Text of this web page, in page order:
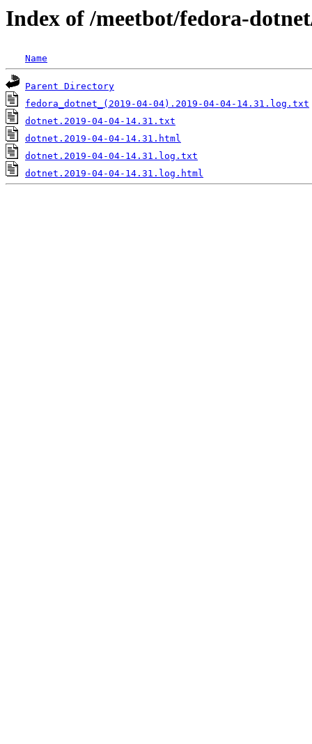
Index of /meetbot/fedora-
Name
Parent Directory
fedora_dotnet_(2019-04-04).2019-04-04-14.31.log.txt
dotnet.2019-04-04-14.31.txt
dotnet.2019-04-04-14.31.html
dotnet.2019-04-04-14.31.log.txt
dotnet.2019-04-04-14.31.log.html